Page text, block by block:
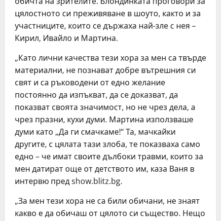
цялостното си преживяване в шоуто, както и за
участниците, които се държаха най-зле с нея –
Кирил, Ивайло и Мартина.
„Като лични качества тези хора за мен са твърде
материални, не познават добре вътрешния си
свят и са ръководени от едно желание
постоянно да изпъкват, да се доказват, да
показват своята значимост, но не чрез дела, а
чрез празни, кухи думи. Мартина използваше
думи като „Да ги смачкаме!“ Та, мачкайки
другите, с цялата тази злоба, те показваха само
едно – че имат своите дълбоки травми, които за
мен датират още от детството им, каза Ваня в
интервю пред show.blitz.bg.
„За мен тези хора не са били обичани, не знаят
какво е да обичаш от цялото си същество. Нещо